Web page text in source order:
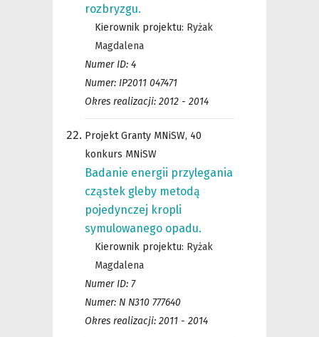
rozbryzgu.
Kierownik projektu: Ryżak
Magdalena
Numer ID: 4
Numer: IP2011 047471
Okres realizacji: 2012 - 2014
Projekt Granty MNiSW, 40
konkurs MNiSW
Badanie energii przylegania
cząstek gleby metodą
pojedynczej kropli
symulowanego opadu.
Kierownik projektu: Ryżak
Magdalena
Numer ID: 7
Numer: N N310 777640
Okres realizacji: 2011 - 2014